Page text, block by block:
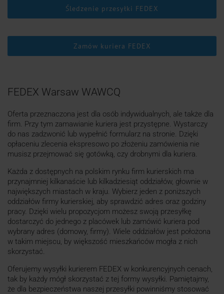
Śledzenie przesyłki FEDEX
Zamów kuriera FEDEX
FEDEX Warsaw WAWCQ
Oferta przeznaczona jest dla osób indywidualnych, ale także dla
firm. Przy tym zamawianie kuriera jest przystępne. Wystarczy
do nas zadzwonić lub wypełnić formularz na stronie. Dzięki
opłaceniu zlecenia ekspresowo po złożeniu zamówienia nie
musisz przejmować się gotówką, czy drobnymi dla kuriera.
Każda z dostępnych na polskim rynku firm kurierskich ma
przynajmniej kilkanaście lub kilkadziesiąt oddziałów, głownie w
największych miastach w kraju. Wybierz jeden z poniższych
oddziałów firmy kurierskiej, aby sprawdzić adres oraz godziny
pracy. Dzięki wielu propozycjom możesz swoją przesyłkę
dostarczyć do jednego z placówek lub zamówić kuriera pod
wybrany adres (domowy, firmy). Wiele oddziałów jest położona
w takim miejscu, by większość mieszkańców mogła z nich
skorzystać.
Oferujemy wysyłki kurierem FEDEX w konkurencyjnych cenach,
tak by każdy mógł skorzystać z tej formy wysyłki. Pamiętajmy,
że dla bezpieczeństwa naszej przesyłki powinniśmy stosować